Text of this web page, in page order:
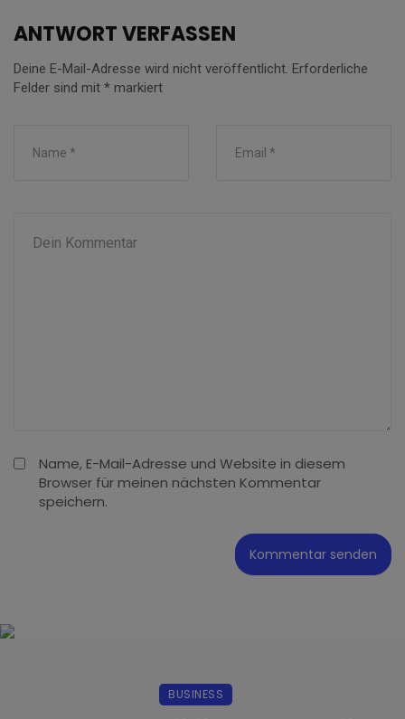
ANTWORT VERFASSEN
Deine E-Mail-Adresse wird nicht veröffentlicht. Erforderliche
Felder sind mit * markiert
Name, E-Mail-Adresse und Website in diesem
Browser für meinen nächsten Kommentar
speichern.
BUSINESS